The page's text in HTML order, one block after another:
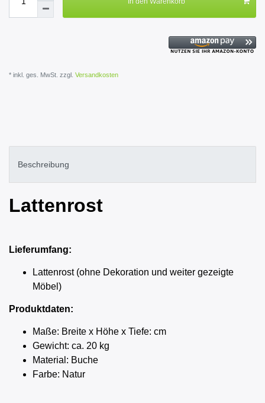
* inkl. ges. MwSt. zzgl. Versandkosten
Beschreibung
Lattenrost
Lieferumfang:
Lattenrost (ohne Dekoration und weiter gezeigte
Möbel)
Produktdaten:
Maße: Breite x Höhe x Tiefe: cm
Gewicht: ca. 20 kg
Material: Buche
Farbe: Natur